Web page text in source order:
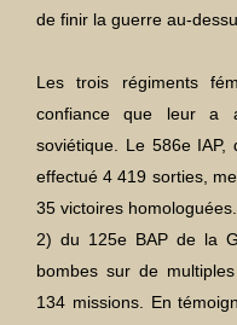
de finir la guerre au-
Les trois régiments
confiance que leur a
soviétique. Le 586e
effectué 4 419 sorties,
35 victoires
2) du 125e BAP de la
bombes sur de
134 missions. En